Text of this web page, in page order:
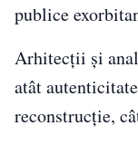
publice
Arhitecții și
atât
reconstrucție,